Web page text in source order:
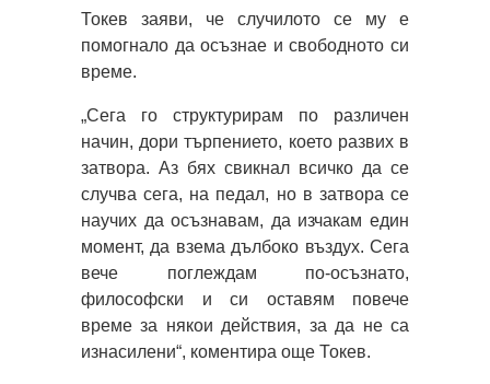
Токев заяви, че случилото се му е
помогнало да осъзнае и свободното си
време.
„Сега го структурирам по различен
начин, дори търпението, което развих в
затвора. Аз бях свикнал всичко да се
случва сега, на педал, но в затвора се
научих да осъзнавам, да изчакам един
момент, да взема дълбоко въздух. Сега
вече поглеждам по-осъзнато,
философски и си оставям повече
време за някои действия, за да не са
изнасилени“, коментира още Токев.